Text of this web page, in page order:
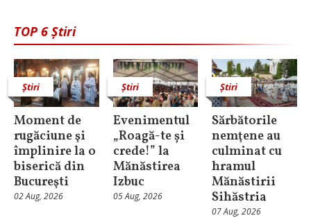
TOP 6 Știri
Știri
Moment de
rugăciune şi
împlinire la o
biserică din
Bucureşti
02 Aug, 2026
Știri
Evenimentul
„Roagă-te și
crede!” la
Mănăstirea
Izbuc
05 Aug, 2026
Știri
Sărbătorile
nemţene au
culminat cu
hramul
Mănăstirii
Sihăstria
07 Aug, 2026